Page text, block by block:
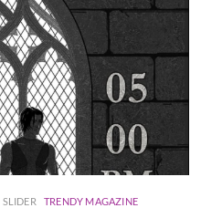
SLIDER TRENDY MAGAZINE